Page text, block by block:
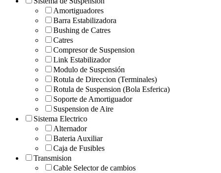
Amortiguadores
Barra Estabilizadora
Bushing de Catres
Catres
Compresor de Suspension
Link Estabilizador
Modulo de Suspensión
Rotula de Direccion (Terminales)
Rotula de Suspension (Bola Esferica)
Soporte de Amortiguador
Suspension de Aire
Sistema Electrico
Alternador
Bateria Auxiliar
Caja de Fusibles
Transmision
Cable Selector de cambios